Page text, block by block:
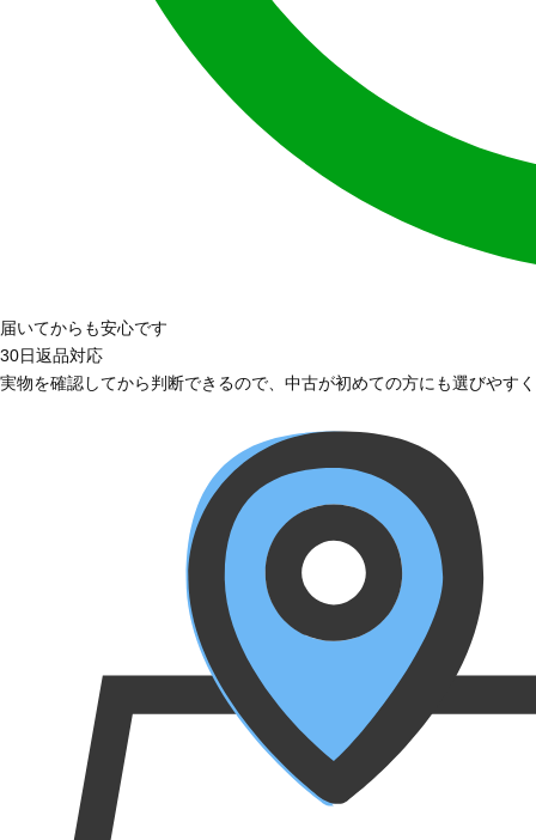
届いてからも安心です
30日返品対応
実物を確認してから判断できるので、中古が初めての方にも選びやす